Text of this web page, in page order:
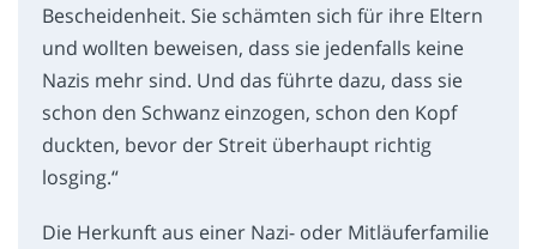
Bescheidenheit. Sie schämten sich für ihre Eltern
und wollten beweisen, dass sie jedenfalls keine
Nazis mehr sind. Und das führte dazu, dass sie
schon den Schwanz einzogen, schon den Kopf
duckten, bevor der Streit überhaupt richtig
losging.“
Die Herkunft aus einer Nazi- oder Mitläuferfamilie